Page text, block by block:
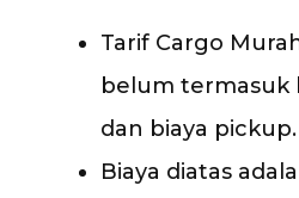
Tarif Cargo
belum termasuk
dan biaya pickup.
Biaya diatas